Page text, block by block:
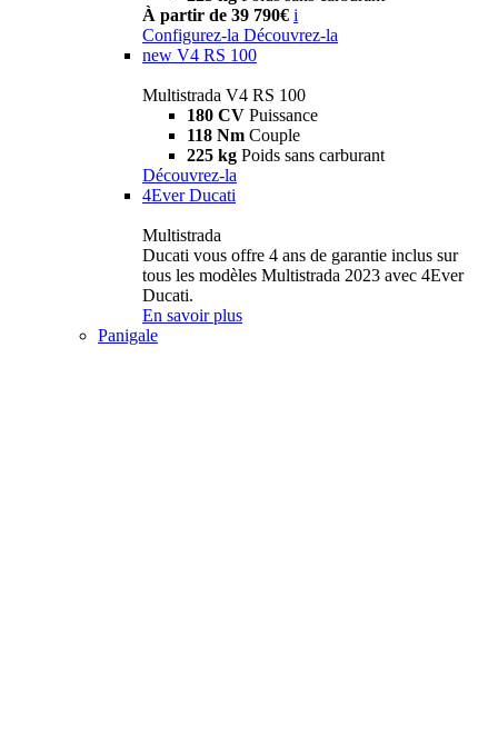
À partir de 39 790€ i
Configurez-la Découvrez-la
new V4 RS 100
Multistrada V4 RS 100
180 CV Puissance
118 Nm Couple
225 kg Poids sans carburant
Découvrez-la
4Ever Ducati
Multistrada
Ducati vous offre 4 ans de garantie inclus sur
tous les modèles Multistrada 2023 avec 4Ever
Ducati.
En savoir plus
Panigale